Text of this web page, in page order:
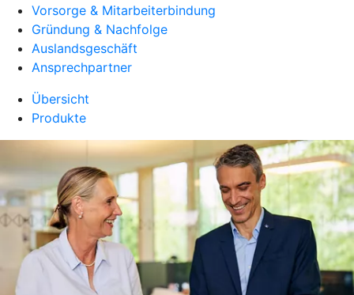
Vorsorge & Mitarbeiterbindung
Gründung & Nachfolge
Auslandsgeschäft
Ansprechpartner
Übersicht
Produkte